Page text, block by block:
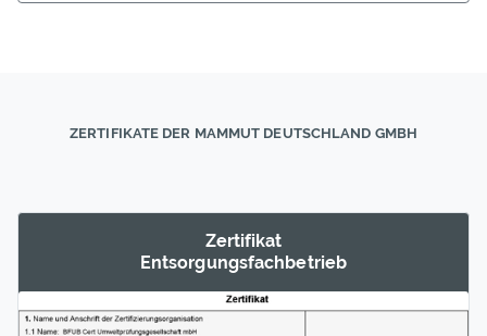
ZERTIFIKATE DER MAMMUT DEUTSCHLAND GMBH
Zertifikat
Entsorgungs­fachbetrieb